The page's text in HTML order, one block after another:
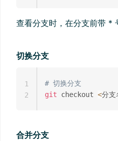
查看分支时，在分支前带 *
切换分支
# 切换分支
git checkout <分支
1
2
合并分支